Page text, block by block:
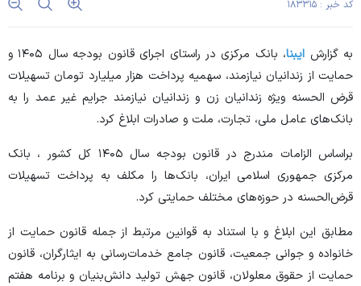
کد خبر : ۱۸۳۳۱۵
به گزارش ایبنا
، بانک مرکزی در راستای اجرای قانون بودجه سال ۱۴۰۵ و
حمایت از زندانیان نیازمند، سهمیه پرداخت هزار میلیارد تومان تسهیلات
قرض الحسنه ویژه زندانیان زن و زندانیان نیازمند جرایم غیر عمد را به
بانک‌های عامل ملی، تجارت، ملت و صادرات ابلاغ کرد.
براساس الزامات مندرج در قانون بودجه سال ۱۴۰۵ کل کشور ، بانک
مرکزی جمهوری اسلامی ایران، بانک‌ها را مکلف به پرداخت تسهیلات
قرض‌الحسنه در حوزه‌های مختلف حمایتی کرد.
مطابق این ابلاغ و با استناد به قوانین مرتبط از جمله قانون حمایت از
خانواده و جوانی جمعیت، قانون جامع خدمات‌رسانی به ایثارگران، قانون
حمایت از حقوق معلولان، قانون جهش تولید دانش‌بنیان و برنامه هفتم